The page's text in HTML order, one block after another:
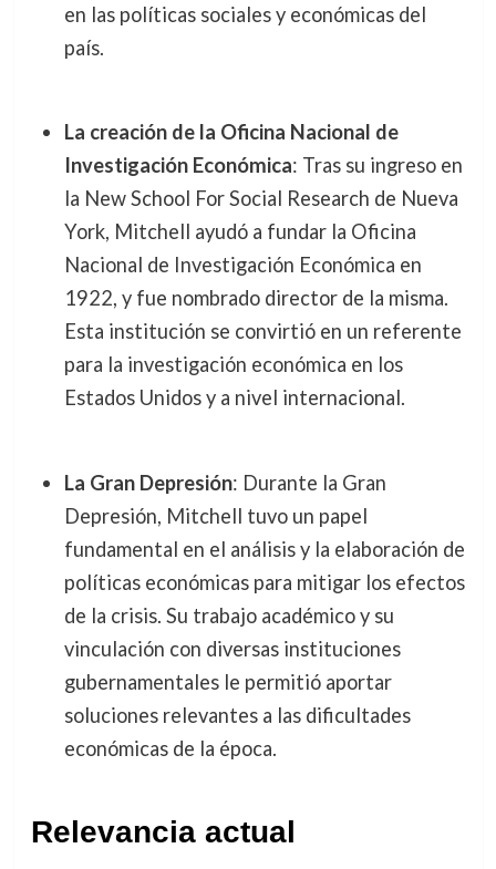
en las políticas sociales y económicas del
país.
La creación de la Oficina Nacional de
Investigación Económica: Tras su ingreso en
la New School For Social Research de Nueva
York, Mitchell ayudó a fundar la Oficina
Nacional de Investigación Económica en
1922, y fue nombrado director de la misma.
Esta institución se convirtió en un referente
para la investigación económica en los
Estados Unidos y a nivel internacional.
La Gran Depresión: Durante la Gran
Depresión, Mitchell tuvo un papel
fundamental en el análisis y la elaboración de
políticas económicas para mitigar los efectos
de la crisis. Su trabajo académico y su
vinculación con diversas instituciones
gubernamentales le permitió aportar
soluciones relevantes a las dificultades
económicas de la época.
Relevancia actual